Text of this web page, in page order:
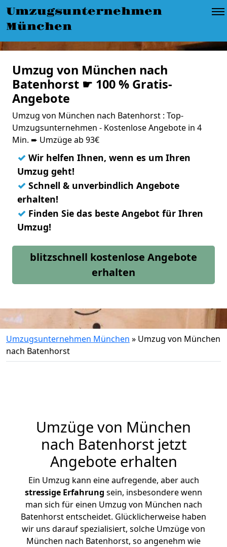
Umzugsunternehmen
München
Umzug von München nach
Batenhorst ☛ 100 % Gratis-
Angebote
Umzug von München nach Batenhorst : Top-
Umzugsunternehmen - Kostenlose Angebote in 4
Min. ➨ Umzüge ab 93€
✓ Wir helfen Ihnen, wenn es um Ihren
Umzug geht!
✓ Schnell & unverbindlich Angebote
erhalten!
✓ Finden Sie das beste Angebot für Ihren
Umzug!
blitzschnell kostenlose Angebote
erhalten
Umzugsunternehmen München » Umzug von München
nach Batenhorst
Umzüge von München
nach Batenhorst jetzt
Angebote erhalten
Ein Umzug kann eine aufregende, aber auch
stressige Erfahrung sein, insbesondere wenn
man sich für einen Umzug von München nach
Batenhorst entscheidet. Glücklicherweise haben
wir uns darauf spezialisiert, solche Umzüge von
München nach Batenhorst, so angenehm wie